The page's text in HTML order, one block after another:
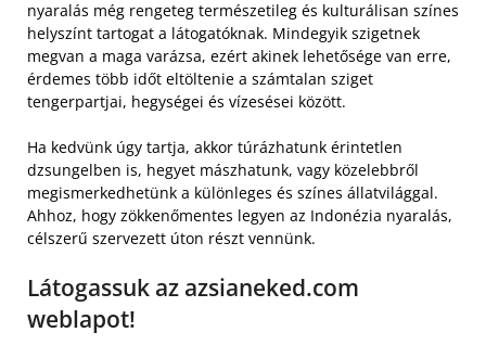
nyaralás még rengeteg természetileg és kulturálisan színes
helyszínt tartogat a látogatóknak. Mindegyik szigetnek
megvan a maga varázsa, ezért akinek lehetősége van erre,
érdemes több időt eltöltenie a számtalan sziget
tengerpartjai, hegységei és vízesései között.
Ha kedvünk úgy tartja, akkor túrázhatunk érintetlen
dzsungelben is, hegyet mászhatunk, vagy közelebbről
megismerkedhetünk a különleges és színes állatvilággal.
Ahhoz, hogy zökkenőmentes legyen az Indonézia nyaralás,
célszerű szervezett úton részt vennünk.
Látogassuk az azsianeked.com
weblapot!